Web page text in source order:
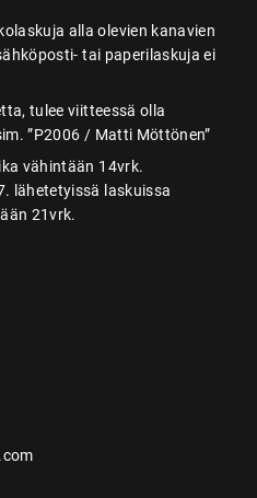
alla olevien kanavien
tai paperilaskuja ei
tulee viitteessä olla
”P2006 / Matti Möttönen”
vähintään 14vrk.
lähetetyissä laskuissa
21vrk.